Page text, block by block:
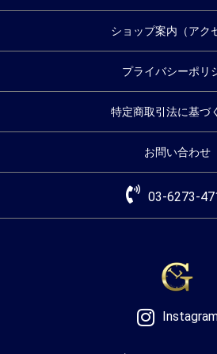
ショップ案内（アク
プライバシーポリ
特定商取引法に基づ
お問い合わせ
03-6273-